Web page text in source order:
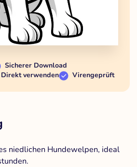
Sicherer Download
verwenden
Virengeprüft
niedlichen Hundewelpen, ideal